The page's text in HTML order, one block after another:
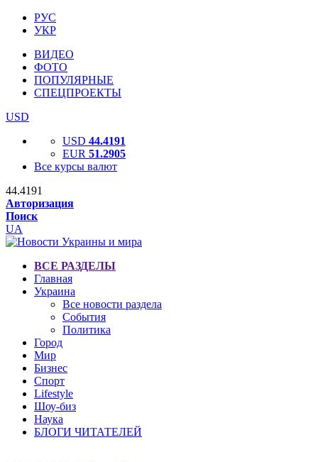
РУС
УКР
ВИДЕО
ФОТО
ПОПУЛЯРНЫЕ
СПЕЦПРОЕКТЫ
USD
USD 44.4191
EUR 51.2905
Все курсы валют
44.4191
Авторизация
Поиск
UA
ВСЕ РАЗДЕЛЫ
Главная
Украина
Все новости раздела
События
Политика
Город
Мир
Бизнес
Спорт
Lifestyle
Шоу-биз
Наука
БЛОГИ ЧИТАТЕЛЕЙ